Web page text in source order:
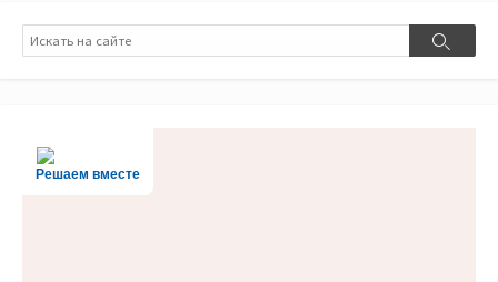
Поиск
Поиск
Решаем вместе